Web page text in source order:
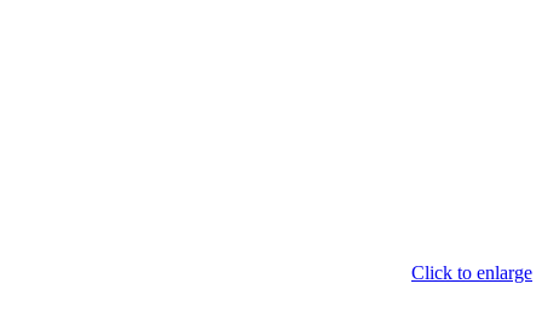
Click to enlarge